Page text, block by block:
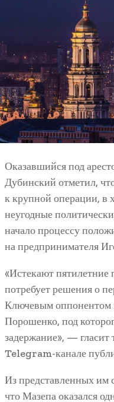
Оказавшийся под
Дубинский отметил,
к крупной операции, в
неугодные
начало процессу
на предпринимателя
«Истекают пятилетние
потребует решения о
Ключевым оппонентом
Порошенко, под
задержание», — гласит
Telegram-канале
Из представленных им
что Мазепа оказался